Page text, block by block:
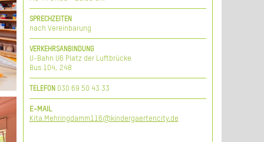
SPRECHZEITEN
nach Vereinbarung
VERKEHRSANBINDUNG
U-Bahn U6 Platz der Luftbrücke
Bus 104, 248
TELEFON 030 69 50 43 33
E-MAIL
Kita.Mehringdamm116@kindergaertencity.de